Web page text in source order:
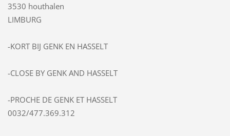
3530 houthalen
LIMBURG
-KORT BIJ GENK EN HASSELT
-CLOSE BY GENK AND HASSELT
-PROCHE DE GENK ET HASSELT
0032/477.369.312